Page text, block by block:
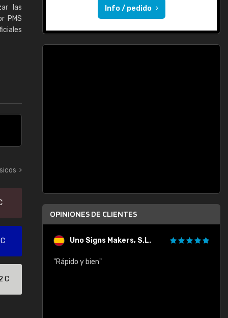
las
PMS
C
Info / pedido
OPINIONES DE CLIENTES
Uno Signs Makers, S.L.
"Rápido y bien"